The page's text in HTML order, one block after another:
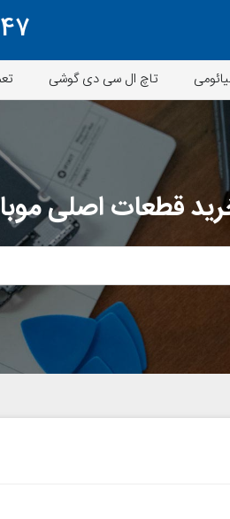
تاچ ال سی دی گوشی
قطعات اصلی